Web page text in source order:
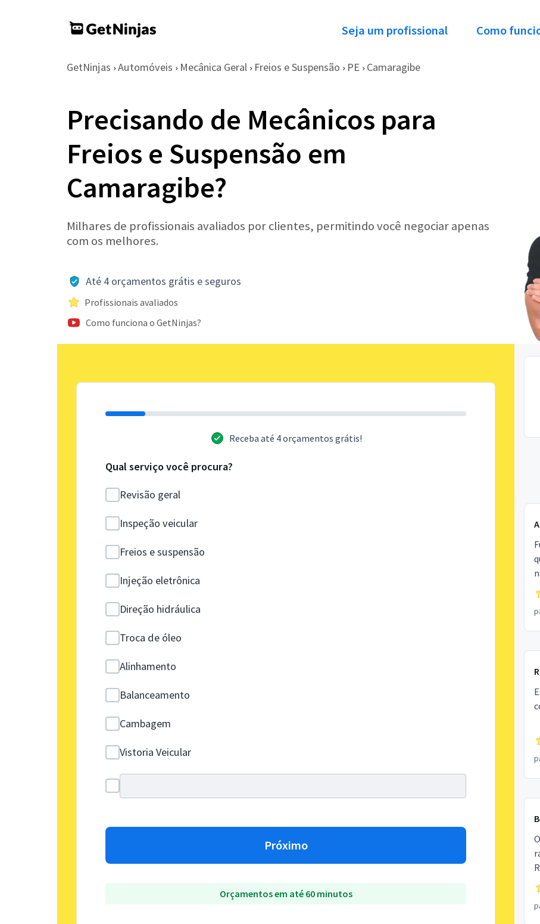
Seja um profissional Como
GetNinjas › Automóveis › Mecânica Geral › Freios e Suspensão › PE › Camaragibe
Precisando de Mecânicos para
Freios e Suspensão em
Camaragibe?
Milhares de profissionais avaliados por clientes, permitindo você negociar apenas
com os melhores.
Até 4 orçamentos grátis e seguros
Profissionais avaliados
Como funciona o GetNinjas?
Receba até 4 orçamentos grátis!
Qual serviço você procura?
Revisão geral
Inspeção veicular
Freios e suspensão
Injeção eletrônica
Direção hidráulica
Troca de óleo
Alinhamento
Balanceamento
Cambagem
Vistoria Veicular
Próximo
Orçamentos em até 60 minutos